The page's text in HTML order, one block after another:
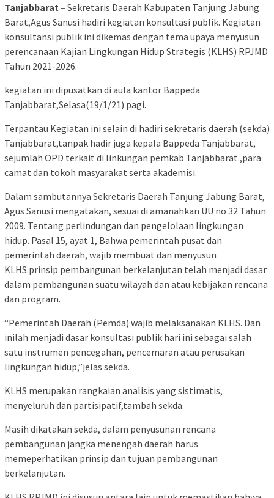
Tanjabbarat – Sekretaris Daerah Kabupaten Tanjung Jabung
Barat,Agus Sanusi hadiri kegiatan konsultasi publik. Kegiatan
konsultansi publik ini dikemas dengan tema upaya menyusun
perencanaan Kajian Lingkungan Hidup Strategis (KLHS) RPJMD
Tahun 2021-2026.
kegiatan ini dipusatkan di aula kantor Bappeda
Tanjabbarat,Selasa(19/1/21) pagi.
Terpantau Kegiatan ini selain di hadiri sekretaris daerah (sekda)
Tanjabbarat,tanpak hadir juga kepala Bappeda Tanjabbarat,
sejumlah OPD terkait di linkungan pemkab Tanjabbarat ,para
camat dan tokoh masyarakat serta akademisi.
Dalam sambutannya Sekretaris Daerah Tanjung Jabung Barat,
Agus Sanusi mengatakan, sesuai di amanahkan UU no 32 Tahun
2009. Tentang perlindungan dan pengelolaan lingkungan
hidup. Pasal 15, ayat 1, Bahwa pemerintah pusat dan
pemerintah daerah, wajib membuat dan menyusun
KLHS.prinsip pembangunan berkelanjutan telah menjadi dasar
dalam pembangunan suatu wilayah dan atau kebijakan rencana
dan program.
“Pemerintah Daerah (Pemda) wajib melaksanakan KLHS. Dan
inilah menjadi dasar konsultasi publik hari ini sebagai salah
satu instrumen pencegahan, pencemaran atau perusakan
lingkungan hidup,”jelas sekda.
KLHS merupakan rangkaian analisis yang sistimatis,
menyeluruh dan partisipatif,tambah sekda.
Masih dikatakan sekda, dalam penyusunan rencana
pembangunan jangka menengah daerah harus
memeperhatikan prinsip dan tujuan pembangunan
berkelanjutan.